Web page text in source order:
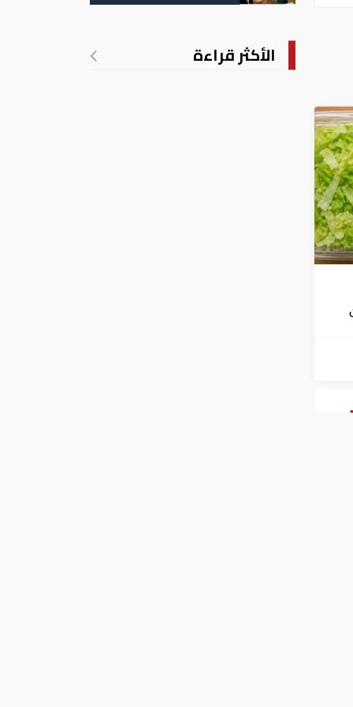
الأكثر قراءة